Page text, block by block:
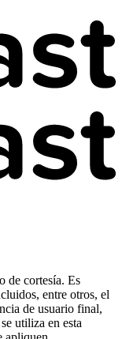
de cortesía. Es
entre otros, el
de usuario final,
utiliza en esta